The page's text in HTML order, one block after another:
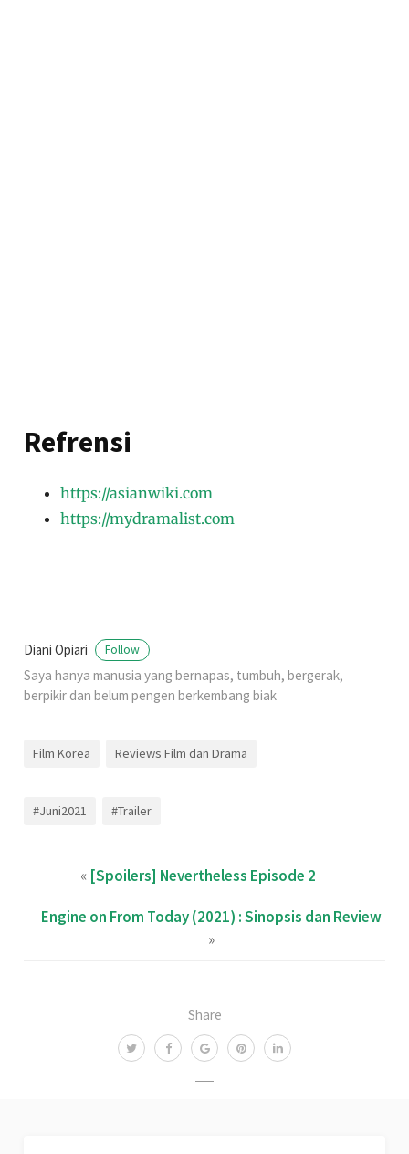
Share
Refrensi
https://asianwiki.com
https://mydramalist.com
Diani Opiari Follow
Saya hanya manusia yang bernapas, tumbuh, bergerak,
berpikir dan belum pengen berkembang biak
Film Korea Reviews Film dan Drama
#Juni2021 #Trailer
« [Spoilers] Nevertheless Episode 2
Engine on From Today (2021) : Sinopsis dan Review
»